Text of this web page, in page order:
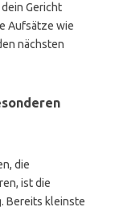
Gericht
Aufsätze wie
nächsten
die
ist die
Bereits kleinste